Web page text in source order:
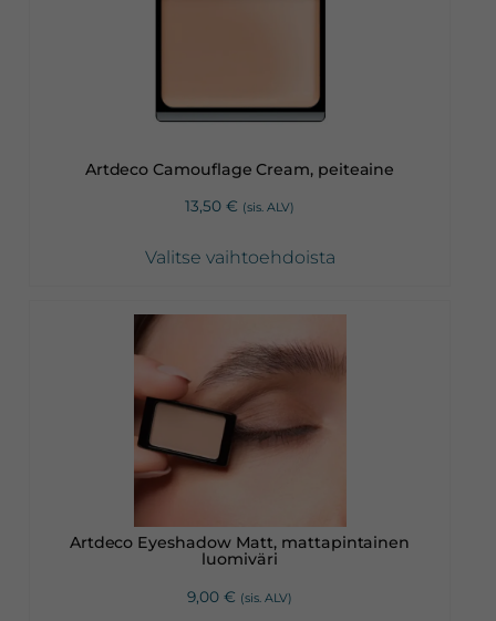
Artdeco Camouflage Cream, peiteaine
13,50 € (sis. ALV)
Valitse vaihtoehdoista
Artdeco Eyeshadow Matt, mattapintainen
luomiväri
9,00 € (sis. ALV)
muunnelma.